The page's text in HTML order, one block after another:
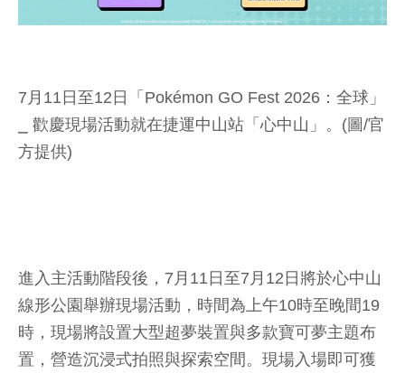
7月11日至12日「Pokémon GO Fest 2026：全球」
⎯ 歡慶現場活動就在捷運中山站「心中山」。(圖/官
方提供)
進入主活動階段後，7月11日至7月12日將於心中山
線形公園舉辦現場活動，時間為上午10時至晚間19
時，現場將設置大型超夢裝置與多款寶可夢主題布
置，營造沉浸式拍照與探索空間。現場入場即可獲